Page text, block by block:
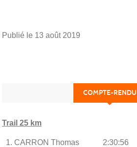
Publié le 13 août 2019
COMPTE-RENDU
Trail 25 km
1. CARRON Thomas 2:30:56